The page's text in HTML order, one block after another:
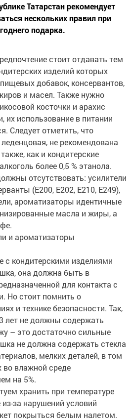
Татарстан рекомендует
нескольких правил при
подарка.
стоит отдавать тем
изделий которых
добавок, консервантов,
и масел. Также нужно
косточки и арахис
их использование в питании
Следует отметить, что
не рекомендована
как и кондитерские
более 0,5 % этанола.
отсутствовать: усилители
(Е200, Е202, Е210, Е249),
ароматизаторы идентичные
масла и жиры, а
и ароматизаторы
с кондитерскими изделиями
она должна быть в
для контакта с
Но стоит помнить о
и технике безопасности. Так,
лет не должны содержать
– это достаточно сильные
не должна содержать стекла
мелких деталей, в том
во влажной среде
на 5%.
хранить при температуре
за нарушений условий
покрыться белым налетом.